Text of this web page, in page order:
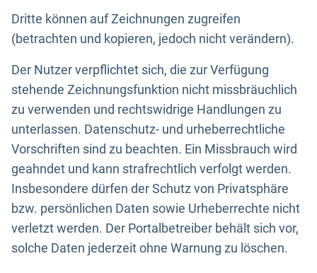
Dritte können auf Zeichnungen zugreifen
(betrachten und kopieren, jedoch nicht verändern).
Der Nutzer verpflichtet sich, die zur Verfügung
stehende Zeichnungsfunktion nicht missbräuchlich
zu verwenden und rechtswidrige Handlungen zu
unterlassen. Datenschutz- und urheberrechtliche
Vorschriften sind zu beachten. Ein Missbrauch wird
geahndet und kann strafrechtlich verfolgt werden.
Insbesondere dürfen der Schutz von Privatsphäre
bzw. persönlichen Daten sowie Urheberrechte nicht
verletzt werden. Der Portalbetreiber behält sich vor,
solche Daten jederzeit ohne Warnung zu löschen.